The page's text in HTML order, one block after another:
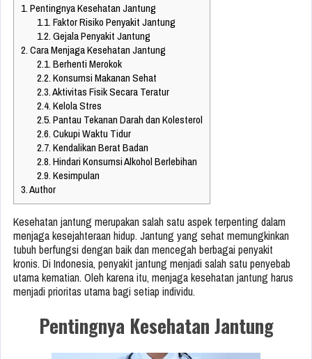
1.Pentingnya Kesehatan Jantung
1.1.Faktor Risiko Penyakit Jantung
1.2.Gejala Penyakit Jantung
2.Cara Menjaga Kesehatan Jantung
2.1.Berhenti Merokok
2.2.Konsumsi Makanan Sehat
2.3.Aktivitas Fisik Secara Teratur
2.4.Kelola Stres
2.5.Pantau Tekanan Darah dan Kolesterol
2.6.Cukupi Waktu Tidur
2.7.Kendalikan Berat Badan
2.8.Hindari Konsumsi Alkohol Berlebihan
2.9.Kesimpulan
3.Author
Kesehatan jantung merupakan salah satu aspek terpenting dalam
menjaga kesejahteraan hidup. Jantung yang sehat memungkinkan
tubuh berfungsi dengan baik dan mencegah berbagai penyakit
kronis. Di Indonesia, penyakit jantung menjadi salah satu penyebab
utama kematian. Oleh karena itu, menjaga kesehatan jantung harus
menjadi prioritas utama bagi setiap individu.
Pentingnya Kesehatan Jantung